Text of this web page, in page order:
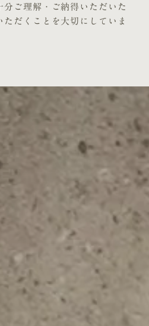
分ご理解・ご納得いただいた
ただくことを大切にしていま